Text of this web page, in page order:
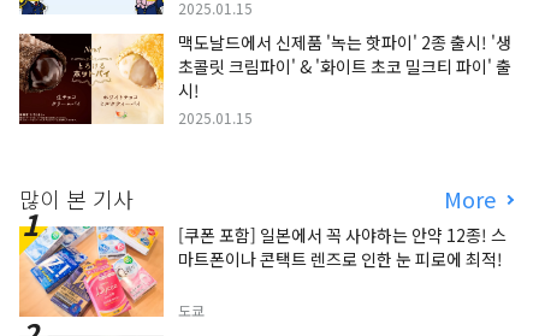
2025.01.15
맥도날드에서 신제품 '녹는 핫파이' 2종 출시! '생
초콜릿 크림파이' & '화이트 초코 밀크티 파이' 출
시!
2025.01.15
많이 본 기사 More
[쿠폰 포함] 일본에서 꼭 사야하는 안약 12종! 스
마트폰이나 콘택트 렌즈로 인한 눈 피로에 최적!
도쿄